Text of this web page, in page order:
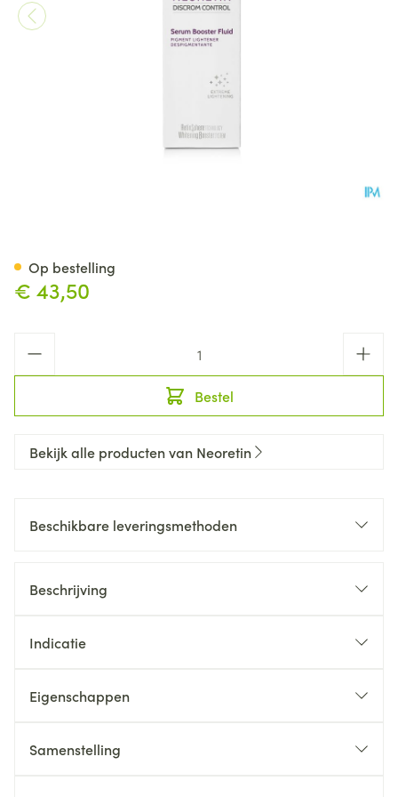
€ 43,50
Bestel
Op bestelling
Bekijk alle producten van Neoretin
Beschikbare leveringsmethoden
Beschrijving
Indicatie
Eigenschappen
Samenstelling